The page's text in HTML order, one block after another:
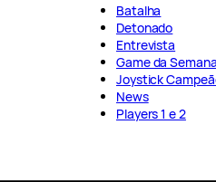
Batalha
Detonado
Entrevista
Game da Semana
Joystick
News
Players 1 e 2